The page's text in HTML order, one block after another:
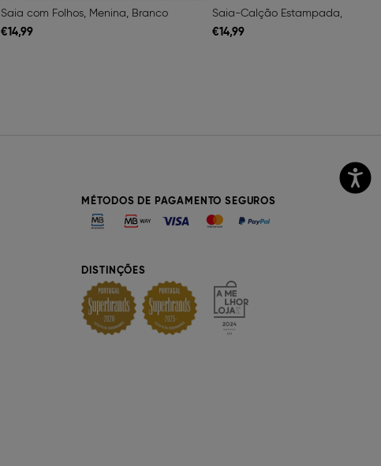
Saia com Folhos, Menina, Branco
€14,99 €14,99
MÉTODOS DE PAGAMENTO SEGUROS
DISTINÇÕES